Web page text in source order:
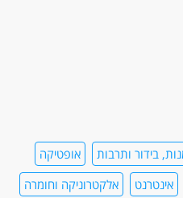
בידור ותרבות
אופטיקה
אינטרנט
אלקטרוניקה וחומרה